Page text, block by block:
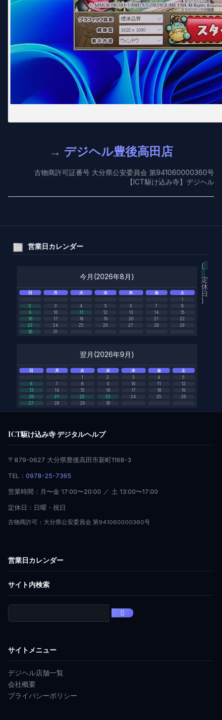
→ デジヘル豊後高田店
古物商許可証番号 大分県公安委員会 第941060000360号
【ICT駆け込み寺】デジヘル
営業日カレンダー
今月(2026年8月)
日 月 火 水 木 金
土
1
2
3 4 5 6 7
8
9
10 11 12 13 14
15
16
17 18 19 20 21
22
23
24 25 26 27 28
29
30
31
翌月(2026年9月)
日 月 火 水 木 金
土
1
2 3 4
5
6
7 8 9 10 11
12
13
14 15 16 17 18
19
20
21 22 23 24 25
26
27
28 29 30
(
定
休
日
)
ICT駆け込み寺 デジタルヘルプ
〒879-0627 大分県豊後高田市新町1168-3
TEL： 0978-25-7365
営業時間：月〜金 17:00〜20:00 ／ 土 13:00〜17:00
定休日：日曜・祝日
古物商許可：大分県公安委員会 第941060000360号
営業日カレンダー
サイト内検索
サイトメニュー
デジヘル店舗一覧
会社概要
プライバシーポリシー